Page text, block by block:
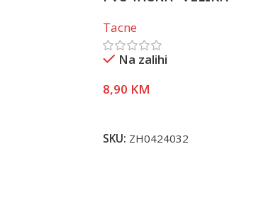
Tacne
Na zalihi
8,90 KM
SKU: ZH0424032